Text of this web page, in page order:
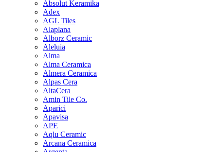
Absolut Keramika
Adex
AGL Tiles
Alaplana
Alborz Ceramic
Aleluia
Alma
Alma Ceramica
Almera Ceramica
Alpas Cera
AltaCera
Amin Tile Co.
Aparici
Apavisa
APE
Aqlu Ceramic
Arcana Ceramica